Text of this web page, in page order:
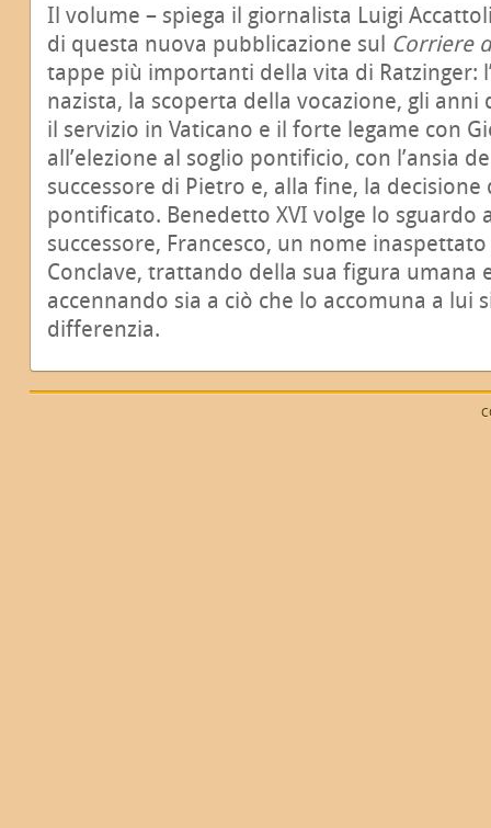
Il volume – spiega il giornalista Luigi
di questa nuova pubblicazione sul Corriere
tappe più importanti della vita di Ratzinger:
nazista, la scoperta della vocazione, gli
il servizio in Vaticano e il forte legame con
all’elezione al soglio pontificio, con l’ansia
successore di Pietro e, alla fine, la
pontificato. Benedetto XVI volge lo sguardo
successore, Francesco, un nome
Conclave, trattando della sua figura umana
accennando sia a ciò che lo accomuna a lui
differenzia.